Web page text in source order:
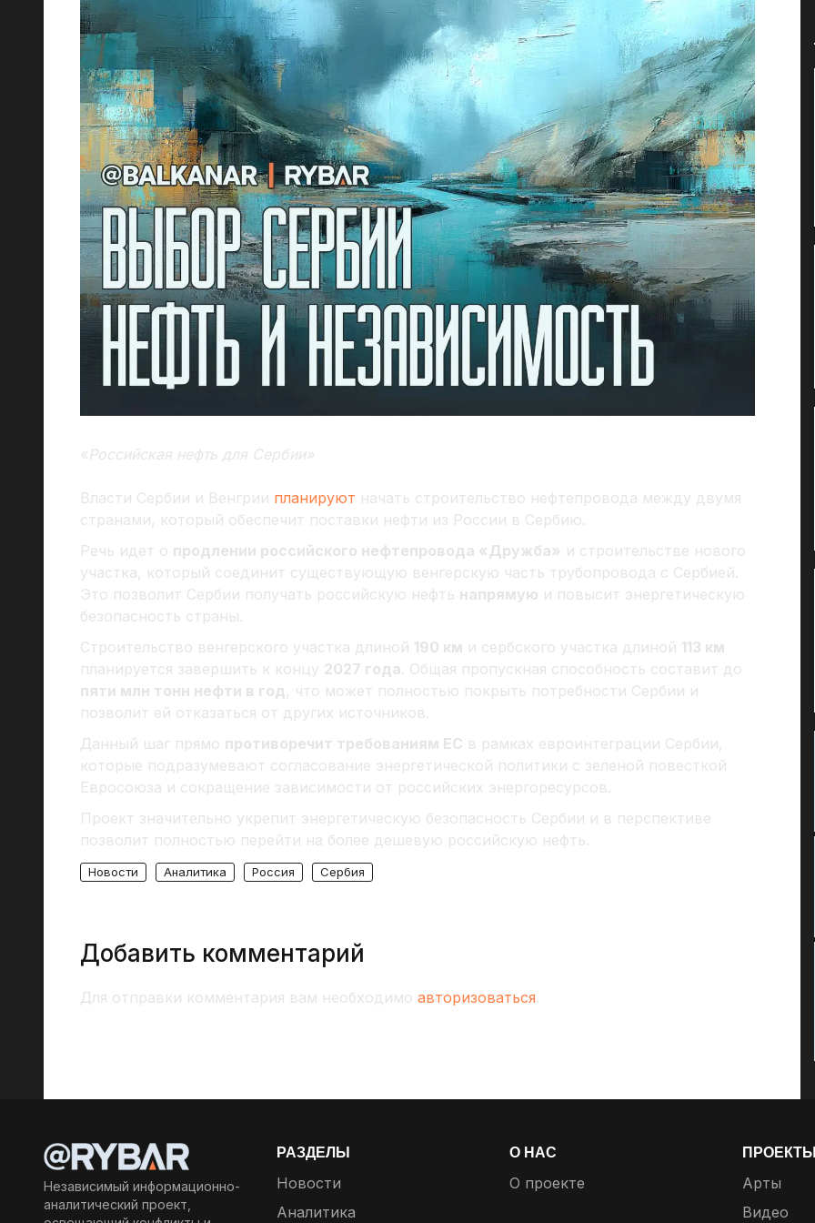
«Российская нефть для Сербии»
Власти Сербии и Венгрии планируют начать строительство нефтепровода между двумя
странами, который обеспечит поставки нефти из России в Сербию.
Речь идет о продлении российского нефтепровода «Дружба» и строительстве нового
участка, который соединит существующую венгерскую часть трубопровода с Сербией.
Это позволит Сербии получать российскую нефть напрямую и повысит энергетическую
безопасность страны.
Строительство венгерского участка длиной 190 км и сербского участка длиной 113 км
планируется завершить к концу 2027 года. Общая пропускная способность составит до
пяти млн тонн нефти в год , что может полностью покрыть потребности Сербии и
позволит ей отказаться от других источников.
Данный шаг прямо противоречит требованиям ЕС в рамках евроинтеграции Сербии,
которые подразумевают согласование энергетической политики с зеленой повесткой
Евросоюза и сокращение зависимости от российских энергоресурсов.
Проект значительно укрепит энергетическую безопасность Сербии и в перспективе
позволит полностью перейти на более дешевую российскую нефть.
Новости Аналитика Россия Сербия
Добавить комментарий
Для отправки комментария вам необходимо авторизоваться.
Независимый информационно-
аналитический проект,
РАЗДЕЛЫ
Новости
Аналитика
О НАС
О проекте
ПРОЕКТЫ
Арты
Видео